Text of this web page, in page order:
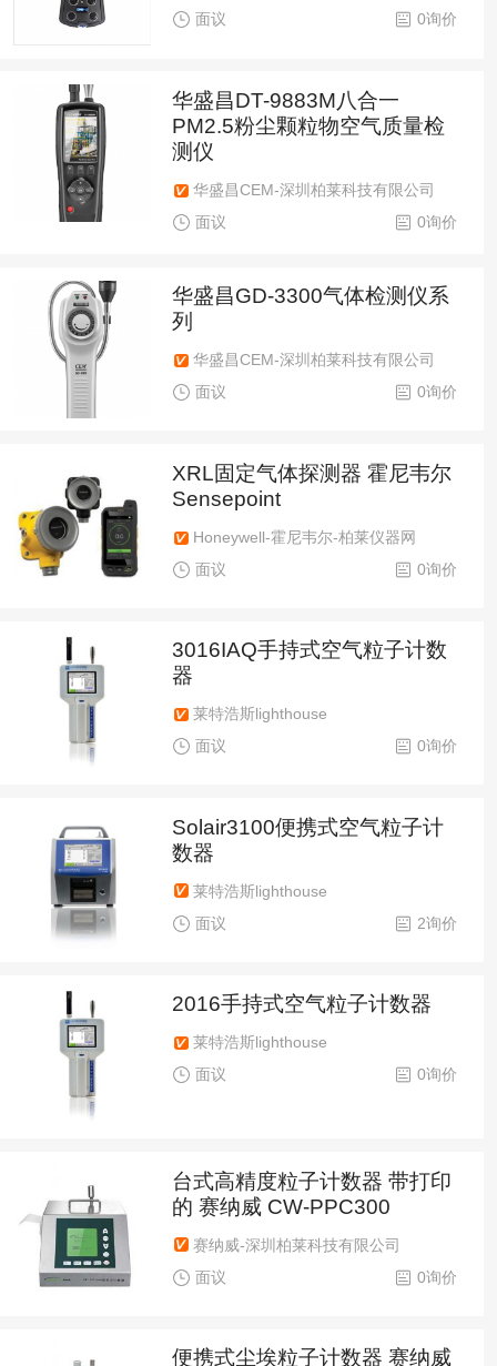
0询价
面议
华盛昌DT-9883M八合一
PM2.5粉尘颗粒物空气质量检
测仪
华盛昌CEM-深圳柏莱科技有限公司
0询价
面议
华盛昌GD-3300气体检测仪系
列
华盛昌CEM-深圳柏莱科技有限公司
0询价
面议
XRL固定气体探测器 霍尼韦尔
Sensepoint
Honeywell-霍尼韦尔-柏莱仪器网
0询价
面议
3016IAQ手持式空气粒子计数
器
莱特浩斯lighthouse
0询价
面议
Solair3100便携式空气粒子计
数器
莱特浩斯lighthouse
2询价
面议
2016手持式空气粒子计数器
莱特浩斯lighthouse
0询价
面议
台式高精度粒子计数器 带打印
的 赛纳威 CW-PPC300
赛纳威-深圳柏莱科技有限公司
0询价
面议
便携式尘埃粒子计数器 赛纳威